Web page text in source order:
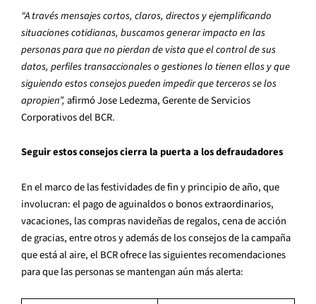
“A través mensajes cortos, claros, directos y ejemplificando
situaciones cotidianas, buscamos generar impacto en las
personas para que no pierdan de vista que el control de sus
datos, perfiles transaccionales o gestiones lo tienen ellos y que
siguiendo estos consejos pueden impedir que terceros se los
apropien”, afirmó Jose Ledezma, Gerente de Servicios
Corporativos del BCR.
Seguir estos consejos cierra la puerta a los defraudadores
En el marco de las festividades de fin y principio de año, que
involucran: el pago de aguinaldos o bonos extraordinarios,
vacaciones, las compras navideñas de regalos, cena de acción
de gracias, entre otros y además de los consejos de la campaña
que está al aire, el BCR ofrece las siguientes recomendaciones
para que las personas se mantengan aún más alerta: